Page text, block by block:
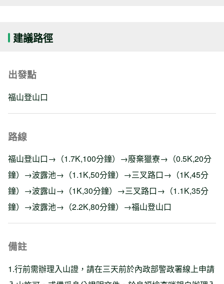
建議路徑
出發點
福山登山口
路線
福山登山口→（1.7K,100分鐘）→廢棄獵寮→（0.5K,20分
鐘）→波露池→（1.1K,50分鐘）→三叉路口→（1K,45分
鐘）→波露山→（1K,30分鐘）→三叉路口→（1.1K,35分
鐘）→波露池→（2.2K,80分鐘）→福山登山口
備註
1.行前需辦理入山證，請在三天前於內政部警政署線上申請